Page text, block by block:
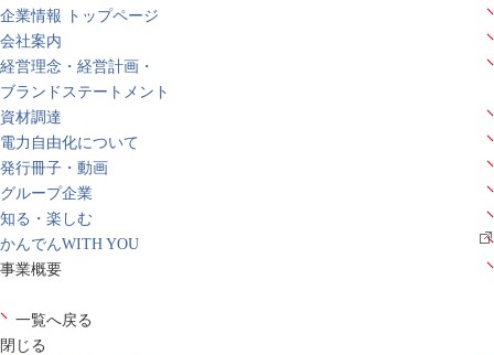
企業情報 トップページ
会社案内
経営理念・経営計画・
ブランドステートメント
資材調達
電力自由化について
発行冊子・動画
グループ企業
知る・楽しむ
かんでんWITH YOU
事業概要
一覧へ戻る
閉じる